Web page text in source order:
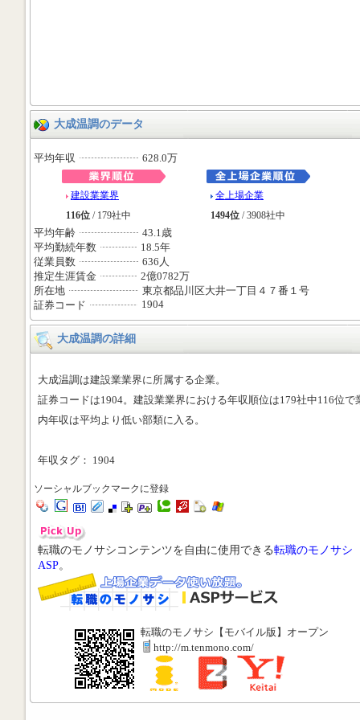
大成温調のデータ
平均年収 628.0万
建設業業界
116位 / 179社中
全上場企業
1494位 / 3908社中
平均年齢
43.1歳
平均勤続年数
18.5年
従業員数
636人
推定生涯賃金
2億0782万
所在地
東京都品川区大井一丁目４７番１号
証券コード
1904
大成温調の詳細
大成温調は建設業業界に所属する企業。
証券コードは1904。建設業業界における年収順位は179社中116位で
内年収は平均より低い部類に入る。
年収タグ： 1904
ソーシャルブックマークに登録
転職のモノサシコンテンツを自由に使用できる転職のモノサシ
ASP。
転職のモノサシ【モバイル版】オープン
http://m.tenmono.com/